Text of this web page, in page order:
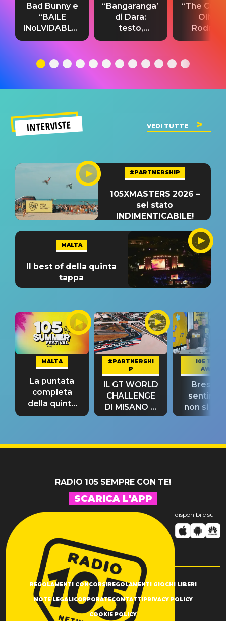
Bad Bunny e
“BAILE
INoLVIDABLE”:
testo,
significato
“Bangaranga”
di Dara:
testo,
traduzione e
del singolo
“The
Olivia
testo,
INTERVISTE VEDI TUTTE
#PARTNERSHIP
105XMASTERS 2026 –
sei stato
INDIMENTICABILE!
MALTA
Il best of della quinta
tappa
MALTA
La puntata
completa
della quinta
tappa
#PARTNERSHI
P
IL GT WORLD
CHALLENGE
DI MISANO si
riconferma
105 TAKE
AWAY
Bresh:
non si
fino alla
RADIO 105 SEMPRE CON TE!
SCARICA L'APP
disponibile su
REGOLAMENTI CONCORSIREGOLAMENTI GIOCHI LIBERI
NOTE LEGALICORPORATECONTATTIPRIVACY POLICY
COOKIE POLICY